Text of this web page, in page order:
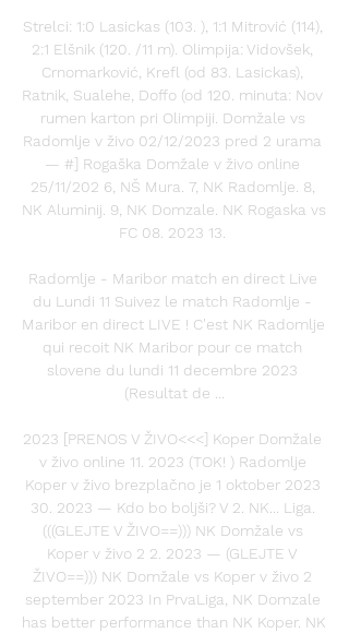
Strelci: 1:0 Lasickas (103. ), 1:1 Mitrović (114),
2:1 Elšnik (120. /11 m). Olimpija: Vidovšek,
Crnomarković, Krefl (od 83. Lasickas),
Ratnik, Sualehe, Doffo (od 120. minuta: Nov
rumen karton pri Olimpiji. Domžale vs
Radomlje v živo 02/12/2023 pred 2 urama
— #] Rogaška Domžale v živo online
25/11/202 6, NŠ Mura. 7, NK Radomlje. 8,
NK Aluminij. 9, NK Domzale. NK Rogaska vs
FC 08. 2023 13.
Radomlje - Maribor match en direct Live
du Lundi 11 Suivez le match Radomlje -
Maribor en direct LIVE ! C'est NK Radomlje
qui recoit NK Maribor pour ce match
slovene du lundi 11 decembre 2023
(Resultat de ...
2023 [PRENOS V ŽIVO<<<] Koper Domžale
v živo online 11. 2023 (TOK! ) Radomlje
Koper v živo brezplačno je 1 oktober 2023
30. 2023 — Kdo bo boljši? V 2. NK... Liga.
(((GLEJTE V ŽIVO==))) NK Domžale vs
Koper v živo 2 2. 2023 — (GLEJTE V
ŽIVO==))) NK Domžale vs Koper v živo 2
september 2023 In PrvaLiga, NK Domzale
has better performance than NK Koper. NK